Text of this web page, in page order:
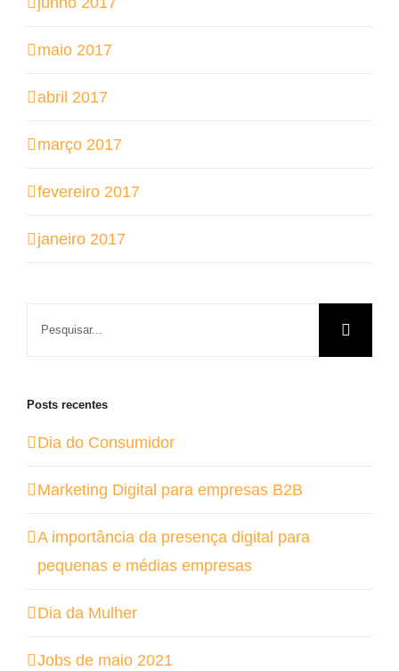
maio 2017
abril 2017
março 2017
fevereiro 2017
janeiro 2017
Posts recentes
Dia do Consumidor
Marketing Digital para empresas B2B
A importância da presença digital para
pequenas e médias empresas
Dia da Mulher
Jobs de maio 2021